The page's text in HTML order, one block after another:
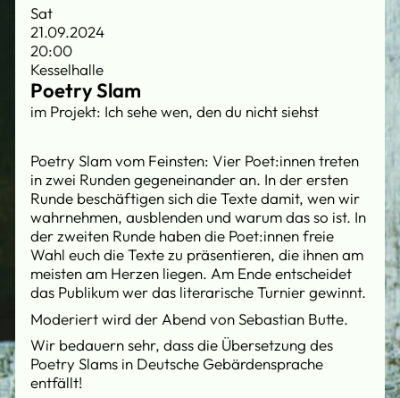
Sat
21.09.2024
20:00
Kesselhalle
Poetry Slam
im Projekt: Ich sehe wen, den du nicht siehst
Poetry Slam vom Feinsten: Vier Poet:innen treten
in zwei Runden gegeneinander an. In der ersten
Runde beschäftigen sich die Texte damit, wen wir
wahrnehmen, ausblenden und warum das so ist. In
der zweiten Runde haben die Poet:innen freie
Wahl euch die Texte zu präsentieren, die ihnen am
meisten am Herzen liegen. Am Ende entscheidet
das Publikum wer das literarische Turnier gewinnt.
Moderiert wird der Abend von Sebastian Butte.
Wir bedauern sehr, dass die Übersetzung des
Poetry Slams in Deutsche Gebärdensprache
entfällt!